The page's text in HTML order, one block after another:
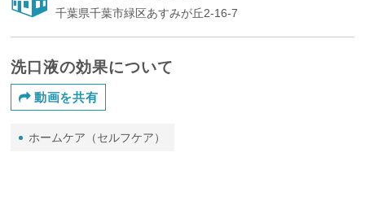
千葉県千葉市緑区あすみが丘2-16-7
洗口液の効果について
動画を共有
ホームケア（セルフケア）